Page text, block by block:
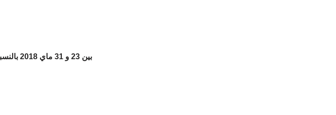
بين 23 و 31 ماي 2018 بالنسبة للسنة الأولى و الثانية بكلوريا و بين 30 ماي و 4 يونيو 2018 بالنسبة للجذوع المشتركة